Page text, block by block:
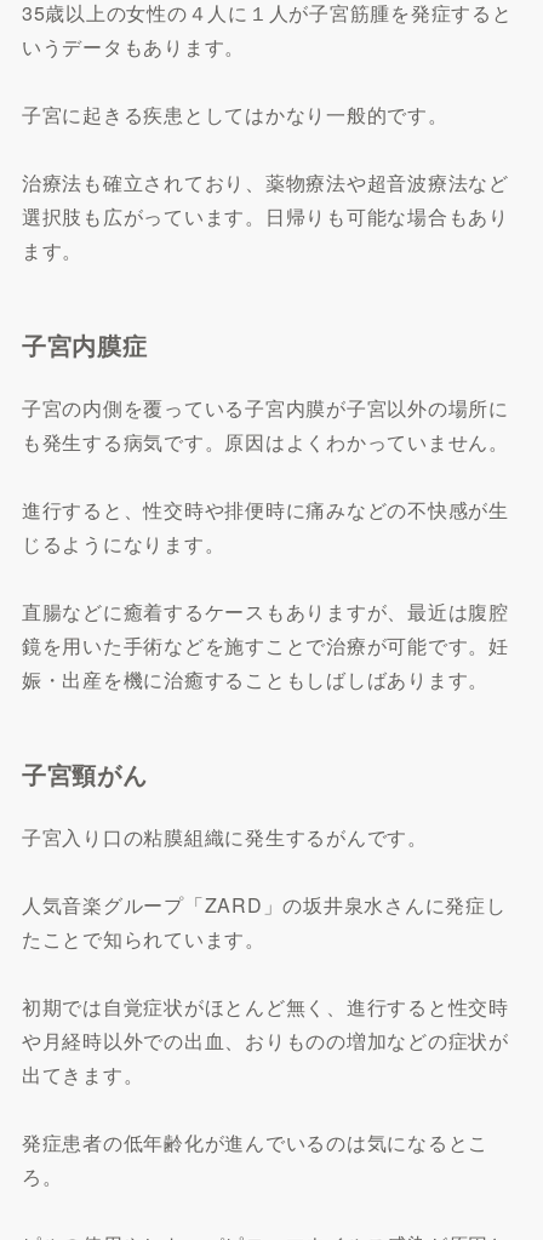
35歳以上の女性の４人に１人が子宮筋腫を発症すると
いうデータもあります。
子宮に起きる疾患としてはかなり一般的です。
治療法も確立されており、薬物療法や超音波療法など
選択肢も広がっています。日帰りも可能な場合もあり
ます。
子宮内膜症
子宮の内側を覆っている子宮内膜が子宮以外の場所に
も発生する病気です。原因はよくわかっていません。
進行すると、性交時や排便時に痛みなどの不快感が生
じるようになります。
直腸などに癒着するケースもありますが、最近は腹腔
鏡を用いた手術などを施すことで治療が可能です。妊
娠・出産を機に治癒することもしばしばあります。
子宮頸がん
子宮入り口の粘膜組織に発生するがんです。
人気音楽グループ「ZARD」の坂井泉水さんに発症し
たことで知られています。
初期では自覚症状がほとんど無く、進行すると性交時
や月経時以外での出血、おりものの増加などの症状が
出てきます。
発症患者の低年齢化が進んでいるのは気になるとこ
ろ。